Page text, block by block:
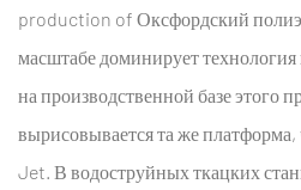
production of Оксфордский
масштабе доминирует
на производственной базе этого
вырисовывается та же
Jet. В водоструйных ткацких